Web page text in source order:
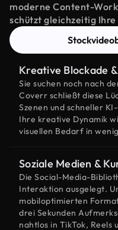
moderne Content-
schützt gleichzeitig
Kreative Blockade
Sie suchen noch nach
Coverr schließt diese
Szenen und schneller
Ihre kreative Dynamik
visuellen Bedarf in
Soziale Medien &
Die Social-Media-
Interaktion ausgelegt.
mobiloptimierten
drei Sekunden
nahtlos in TikTok, Reels